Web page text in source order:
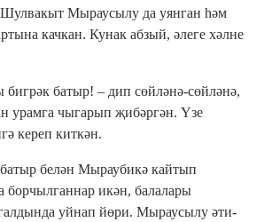
Шулвакыт Мыраусылу да уянган һәм
качкан. Кунак абзый, әлеге хәлне
бигрәк батыр! – дип сөйләнә-сөйләнә,
урамга чыгарып җибәргән. Үзе
кереп киткән.
белән Мыраубикә кайтып
борчылганнар икән, балалары
уйнап йөри. Мыраусылу әти-